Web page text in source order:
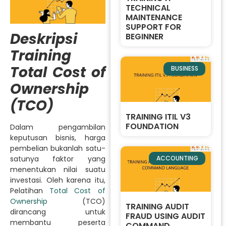
Deskripsi
Training
Total Cost of
Ownership
(TCO)
Dalam pengambilan
keputusan bisnis, harga
pembelian bukanlah satu-
satunya faktor yang
menentukan nilai suatu
investasi. Oleh karena itu,
Pelatihan Total Cost of
Ownership (TCO)
dirancang untuk
membantu peserta
TECHNICAL
MAINTENANCE
SUPPORT FOR
BEGINNER
BUSINESS
TRAINING ITIL V3
FOUNDATION
ACCOUNTING
TRAINING AUDIT
FRAUD USING AUDIT